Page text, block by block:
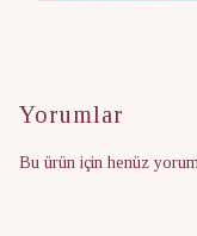
Yorumlar
Bu ürün için henüz yorum